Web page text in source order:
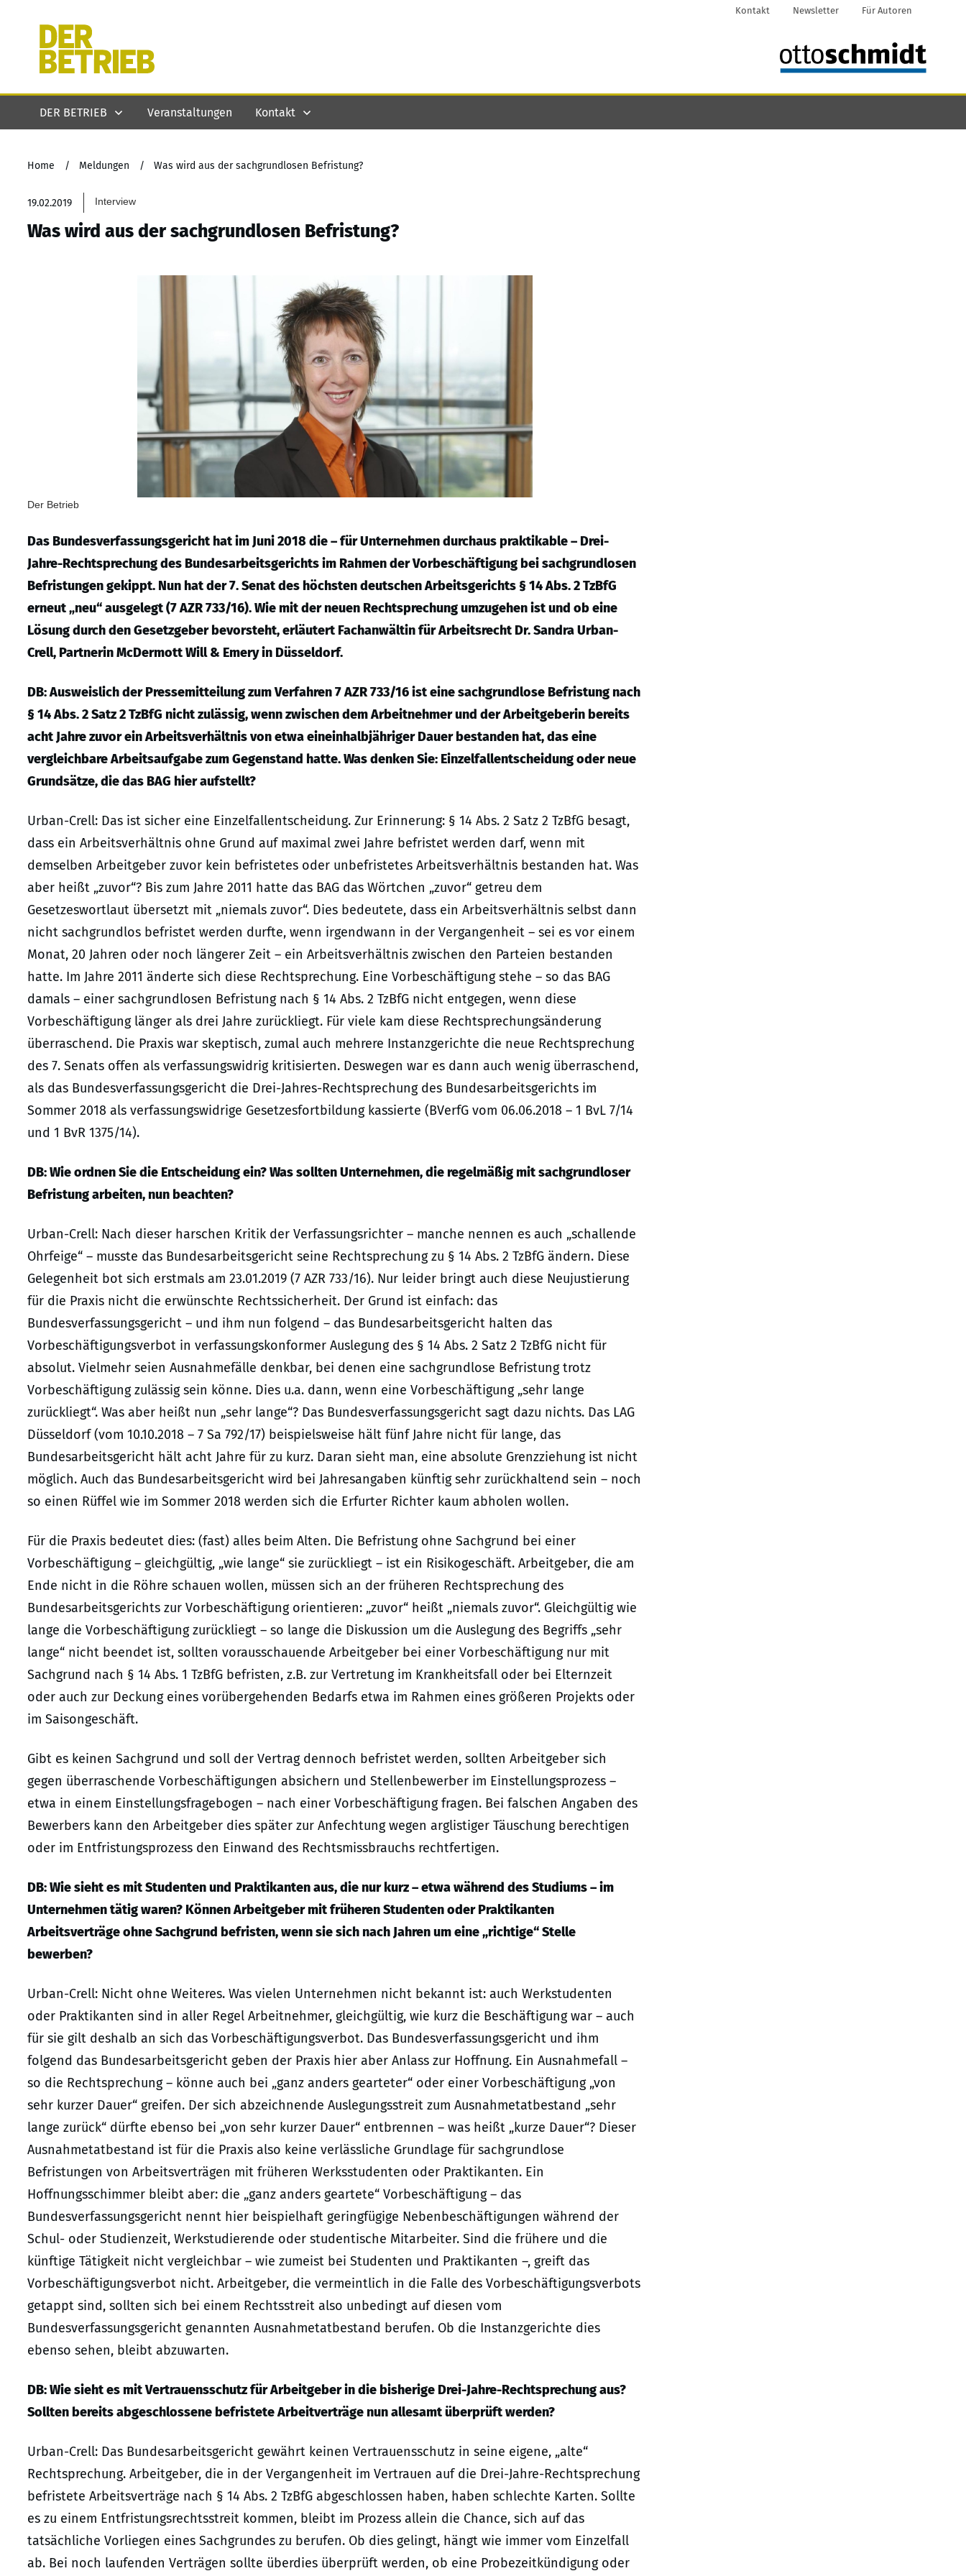
Kontakt Newsletter Für Autoren
DER BETRIEB Veranstaltungen Kontakt
Home / Meldungen / Was wird aus der sachgrundlosen Befristung?
19.02.2019 Interview
Was wird aus der sachgrundlosen Befristung?
Der Betrieb
Das Bundesverfassungsgericht hat im Juni 2018 die – für Unternehmen durchaus praktikable – Drei-
Jahre-Rechtsprechung des Bundesarbeitsgerichts im Rahmen der Vorbeschäftigung bei sachgrundlosen
Befristungen gekippt. Nun hat der 7. Senat des höchsten deutschen Arbeitsgerichts § 14 Abs. 2 TzBfG
erneut „neu“ ausgelegt (7 AZR 733/16). Wie mit der neuen Rechtsprechung umzugehen ist und ob eine
Lösung durch den Gesetzgeber bevorsteht, erläutert Fachanwältin für Arbeitsrecht Dr. Sandra Urban-
Crell, Partnerin McDermott Will & Emery in Düsseldorf.
DB: Ausweislich der Pressemitteilung zum Verfahren 7 AZR 733/16 ist eine sachgrundlose Befristung nach
§ 14 Abs. 2 Satz 2 TzBfG nicht zulässig, wenn zwischen dem Arbeitnehmer und der Arbeitgeberin bereits
acht Jahre zuvor ein Arbeitsverhältnis von etwa eineinhalbjähriger Dauer bestanden hat, das eine
vergleichbare Arbeitsaufgabe zum Gegenstand hatte. Was denken Sie: Einzelfallentscheidung oder neue
Grundsätze, die das BAG hier aufstellt?
Urban-Crell: Das ist sicher eine Einzelfallentscheidung. Zur Erinnerung: § 14 Abs. 2 Satz 2 TzBfG besagt,
dass ein Arbeitsverhältnis ohne Grund auf maximal zwei Jahre befristet werden darf, wenn mit
demselben Arbeitgeber zuvor kein befristetes oder unbefristetes Arbeitsverhältnis bestanden hat. Was
aber heißt „zuvor“? Bis zum Jahre 2011 hatte das BAG das Wörtchen „zuvor“ getreu dem
Gesetzeswortlaut übersetzt mit „niemals zuvor“. Dies bedeutete, dass ein Arbeitsverhältnis selbst dann
nicht sachgrundlos befristet werden durfte, wenn irgendwann in der Vergangenheit – sei es vor einem
Monat, 20 Jahren oder noch längerer Zeit – ein Arbeitsverhältnis zwischen den Parteien bestanden
hatte. Im Jahre 2011 änderte sich diese Rechtsprechung. Eine Vorbeschäftigung stehe – so das BAG
damals – einer sachgrundlosen Befristung nach § 14 Abs. 2 TzBfG nicht entgegen, wenn diese
Vorbeschäftigung länger als drei Jahre zurückliegt. Für viele kam diese Rechtsprechungsänderung
überraschend. Die Praxis war skeptisch, zumal auch mehrere Instanzgerichte die neue Rechtsprechung
des 7. Senats offen als verfassungswidrig kritisierten. Deswegen war es dann auch wenig überraschend,
als das Bundesverfassungsgericht die Drei-Jahres-Rechtsprechung des Bundesarbeitsgerichts im
Sommer 2018 als verfassungswidrige Gesetzesfortbildung kassierte (BVerfG vom 06.06.2018 – 1 BvL 7/14
und 1 BvR 1375/14).
DB: Wie ordnen Sie die Entscheidung ein? Was sollten Unternehmen, die regelmäßig mit sachgrundloser
Befristung arbeiten, nun beachten?
Urban-Crell: Nach dieser harschen Kritik der Verfassungsrichter – manche nennen es auch „schallende
Ohrfeige“ – musste das Bundesarbeitsgericht seine Rechtsprechung zu § 14 Abs. 2 TzBfG ändern. Diese
Gelegenheit bot sich erstmals am 23.01.2019 (7 AZR 733/16). Nur leider bringt auch diese Neujustierung
für die Praxis nicht die erwünschte Rechtssicherheit. Der Grund ist einfach: das
Bundesverfassungsgericht – und ihm nun folgend – das Bundesarbeitsgericht halten das
Vorbeschäftigungsverbot in verfassungskonformer Auslegung des § 14 Abs. 2 Satz 2 TzBfG nicht für
absolut. Vielmehr seien Ausnahmefälle denkbar, bei denen eine sachgrundlose Befristung trotz
Vorbeschäftigung zulässig sein könne. Dies u.a. dann, wenn eine Vorbeschäftigung „sehr lange
zurückliegt“. Was aber heißt nun „sehr lange“? Das Bundesverfassungsgericht sagt dazu nichts. Das LAG
Düsseldorf (vom 10.10.2018 – 7 Sa 792/17) beispielsweise hält fünf Jahre nicht für lange, das
Bundesarbeitsgericht hält acht Jahre für zu kurz. Daran sieht man, eine absolute Grenzziehung ist nicht
möglich. Auch das Bundesarbeitsgericht wird bei Jahresangaben künftig sehr zurückhaltend sein – noch
so einen Rüffel wie im Sommer 2018 werden sich die Erfurter Richter kaum abholen wollen.
Für die Praxis bedeutet dies: (fast) alles beim Alten. Die Befristung ohne Sachgrund bei einer
Vorbeschäftigung – gleichgültig, „wie lange“ sie zurückliegt – ist ein Risikogeschäft. Arbeitgeber, die am
Ende nicht in die Röhre schauen wollen, müssen sich an der früheren Rechtsprechung des
Bundesarbeitsgerichts zur Vorbeschäftigung orientieren: „zuvor“ heißt „niemals zuvor“. Gleichgültig wie
lange die Vorbeschäftigung zurückliegt – so lange die Diskussion um die Auslegung des Begriffs „sehr
lange“ nicht beendet ist, sollten vorausschauende Arbeitgeber bei einer Vorbeschäftigung nur mit
Sachgrund nach § 14 Abs. 1 TzBfG befristen, z.B. zur Vertretung im Krankheitsfall oder bei Elternzeit
oder auch zur Deckung eines vorübergehenden Bedarfs etwa im Rahmen eines größeren Projekts oder
im Saisongeschäft.
Gibt es keinen Sachgrund und soll der Vertrag dennoch befristet werden, sollten Arbeitgeber sich
gegen überraschende Vorbeschäftigungen absichern und Stellenbewerber im Einstellungsprozess –
etwa in einem Einstellungsfragebogen – nach einer Vorbeschäftigung fragen. Bei falschen Angaben des
Bewerbers kann den Arbeitgeber dies später zur Anfechtung wegen arglistiger Täuschung berechtigen
oder im Entfristungsprozess den Einwand des Rechtsmissbrauchs rechtfertigen.
DB: Wie sieht es mit Studenten und Praktikanten aus, die nur kurz – etwa während des Studiums – im
Unternehmen tätig waren? Können Arbeitgeber mit früheren Studenten oder Praktikanten
Arbeitsverträge ohne Sachgrund befristen, wenn sie sich nach Jahren um eine „richtige“ Stelle
bewerben?
Urban-Crell: Nicht ohne Weiteres. Was vielen Unternehmen nicht bekannt ist: auch Werkstudenten
oder Praktikanten sind in aller Regel Arbeitnehmer, gleichgültig, wie kurz die Beschäftigung war – auch
für sie gilt deshalb an sich das Vorbeschäftigungsverbot. Das Bundesverfassungsgericht und ihm
folgend das Bundesarbeitsgericht geben der Praxis hier aber Anlass zur Hoffnung. Ein Ausnahmefall –
so die Rechtsprechung – könne auch bei „ganz anders gearteter“ oder einer Vorbeschäftigung „von
sehr kurzer Dauer“ greifen. Der sich abzeichnende Auslegungsstreit zum Ausnahmetatbestand „sehr
lange zurück“ dürfte ebenso bei „von sehr kurzer Dauer“ entbrennen – was heißt „kurze Dauer“? Dieser
Ausnahmetatbestand ist für die Praxis also keine verlässliche Grundlage für sachgrundlose
Befristungen von Arbeitsverträgen mit früheren Werksstudenten oder Praktikanten. Ein
Hoffnungsschimmer bleibt aber: die „ganz anders geartete“ Vorbeschäftigung – das
Bundesverfassungsgericht nennt hier beispielhaft geringfügige Nebenbeschäftigungen während der
Schul- oder Studienzeit, Werkstudierende oder studentische Mitarbeiter. Sind die frühere und die
künftige Tätigkeit nicht vergleichbar – wie zumeist bei Studenten und Praktikanten –, greift das
Vorbeschäftigungsverbot nicht. Arbeitgeber, die vermeintlich in die Falle des Vorbeschäftigungsverbots
getappt sind, sollten sich bei einem Rechtsstreit also unbedingt auf diesen vom
Bundesverfassungsgericht genannten Ausnahmetatbestand berufen. Ob die Instanzgerichte dies
ebenso sehen, bleibt abzuwarten.
DB: Wie sieht es mit Vertrauensschutz für Arbeitgeber in die bisherige Drei-Jahre-Rechtsprechung aus?
Sollten bereits abgeschlossene befristete Arbeitverträge nun allesamt überprüft werden?
Urban-Crell: Das Bundesarbeitsgericht gewährt keinen Vertrauensschutz in seine eigene, „alte“
Rechtsprechung. Arbeitgeber, die in der Vergangenheit im Vertrauen auf die Drei-Jahre-Rechtsprechung
befristete Arbeitsverträge nach § 14 Abs. 2 TzBfG abgeschlossen haben, haben schlechte Karten. Sollte
es zu einem Entfristungsrechtsstreit kommen, bleibt im Prozess allein die Chance, sich auf das
tatsächliche Vorliegen eines Sachgrundes zu berufen. Ob dies gelingt, hängt wie immer vom Einzelfall
ab. Bei noch laufenden Verträgen sollte überdies überprüft werden, ob eine Probezeitkündigung oder